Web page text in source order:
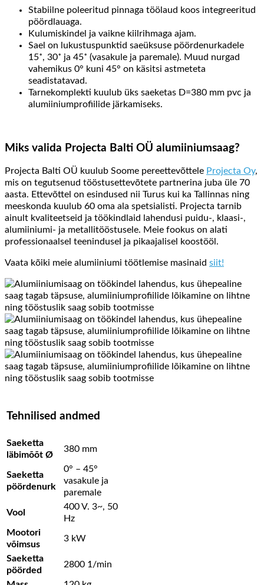
Stabiilne poleeritud pinnaga töölaud koos integreeritud
pöördlauaga.
Kulumiskindel ja vaikne kiilrihmaga ajam.
Sael on lukustuspunktid saeüksuse pöördenurkadele
15˚, 30˚ ja 45˚ (vasakule ja paremale). Muud nurgad
vahemikus 0° kuni 45° on käsitsi astmeteta
seadistatavad.
Tarnekomplekti kuulub üks saeketas D=380 mm pvc ja
alumiiniumprofiilide järkamiseks.
Miks valida Projecta Balti OÜ alumiiniumsaag?
Projecta Balti OÜ kuulub Soome pereettevõttele Projecta Oy,
mis on tegutsenud tööstusettevõtete partnerina juba üle 70
aasta. Ettevõttel on esindused nii Turus kui ka Tallinnas ning
meeskonda kuulub 60 oma ala spetsialisti. Projecta tarnib
ainult kvaliteetseid ja töökindlaid lahendusi puidu-, klaasi-,
alumiiniumi- ja metallitööstusele. Meie fookus on alati
professionaalsel teenindusel ja pikaajalisel koostööl.
Vaata kõiki meie alumiiniumi töötlemise masinaid siit!
Tehnilised andmed
Saeketta
läbimõõt Ø
380 mm
Saeketta
pöördenurk
0° – 45°
vasakule ja
paremale
Vool
400 V. 3~, 50
Hz
Mootori
võimsus
3 kW
Saeketta
pöörded
2800 1/min